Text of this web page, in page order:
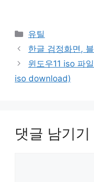
카
테
리
유틸
한글 검정화면,
윈도우11 iso 파
iso download)
댓글 남기기